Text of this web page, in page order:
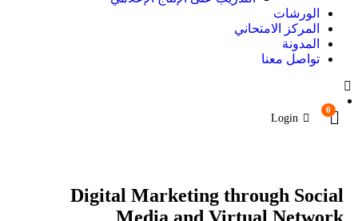
الورشات
المركز الامتحاني
المدونة
تواصل معنا
0
Login
Digital Marketing through Social